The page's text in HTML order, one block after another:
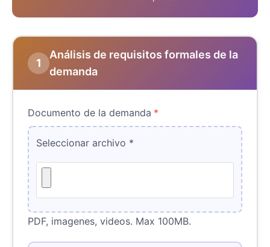
1
Análisis de requisitos formales de la
demanda
Documento de la demanda *
Seleccionar archivo *
PDF, imagenes, videos. Max 100MB.